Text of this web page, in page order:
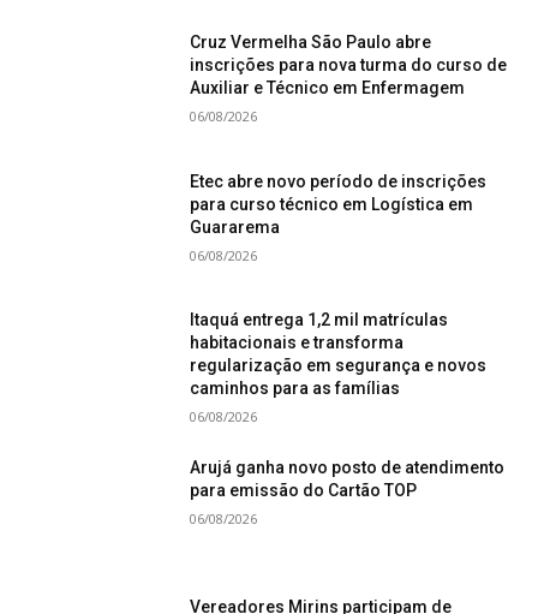
Cruz Vermelha São Paulo abre
inscrições para nova turma do curso de
Auxiliar e Técnico em Enfermagem
06/08/2026
Etec abre novo período de inscrições
para curso técnico em Logística em
Guararema
06/08/2026
Itaquá entrega 1,2 mil matrículas
habitacionais e transforma
regularização em segurança e novos
caminhos para as famílias
06/08/2026
Arujá ganha novo posto de atendimento
para emissão do Cartão TOP
06/08/2026
Vereadores Mirins participam de